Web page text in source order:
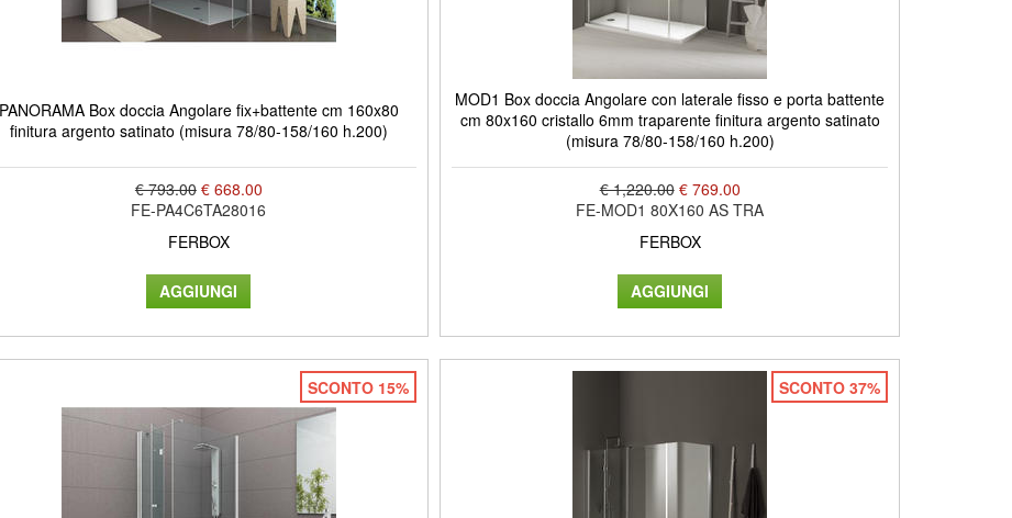
PANORAMA Box doccia Angolare fix+battente cm 160x80
finitura argento satinato (misura 78/80-158/160 h.200)
€ 793.00 € 668.00
FE-PA4C6TA28016
FERBOX
MOD1 Box doccia Angolare con laterale fisso e porta battente
cm 80x160 cristallo 6mm traparente finitura argento satinato
(misura 78/80-158/160 h.200)
€ 1,220.00 € 769.00
FE-MOD1 80X160 AS TRA
FERBOX
SCONTO 15% SCONTO 37%